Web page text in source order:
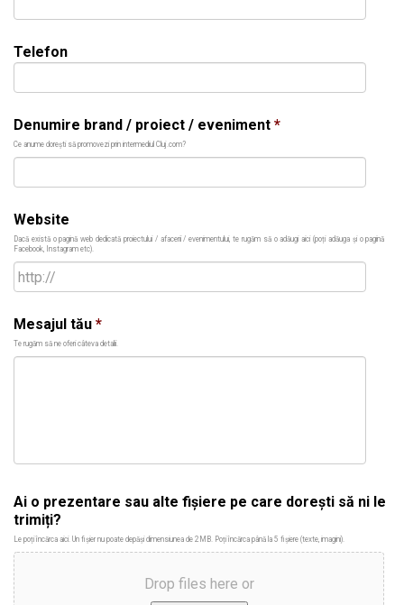
Telefon
Denumire brand / proiect / eveniment *
Ce anume dorești să promovezi prin intermediul Cluj.com?
Website
Dacă există o pagină web dedicată proiectului / afacerii / evenimentului, te rugăm să o adăugi aici (poți adăuga și o pagină
Facebook, Instagram etc).
Mesajul tău *
Te rugăm să ne oferi câteva detalii.
Ai o prezentare sau alte fișiere pe care dorești să ni le
trimiți?
Le poți încărca aici. Un fișier nu poate depăși dimensiunea de 2MB. Poți încărca până la 5 fișiere (texte, imagini).
Drop files here or